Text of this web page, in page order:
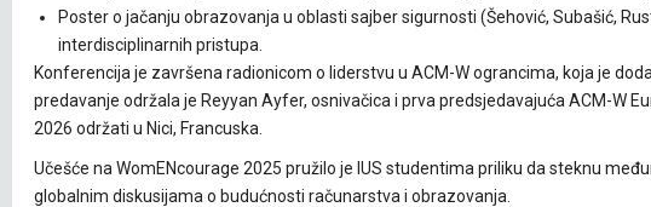
Poster o jačanju obrazovanja u oblasti sajber sigurnosti (Šehović, Subašić,
interdisciplinarnih pristupa.
Konferencija je završena radionicom o liderstvu u ACM-W ograncima, koja je
predavanje održala je Reyyan Ayfer, osnivačica i prva predsjedavajuća ACM-W
2026 održati u Nici, Francuska.
Učešće na WomENcourage 2025 pružilo je IUS studentima priliku da steknu
globalnim diskusijama o budućnosti računarstva i obrazovanja.